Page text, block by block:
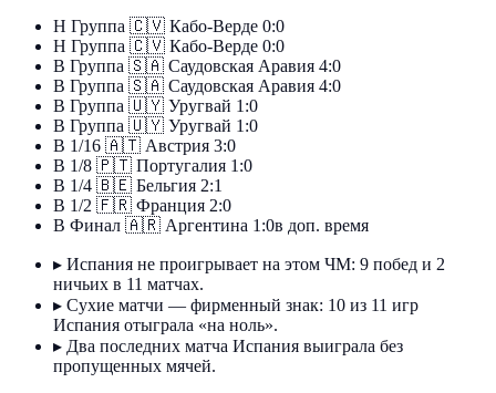
Н Группа 🇨🇻 Кабо-Верде 0:0
Н Группа 🇨🇻 Кабо-Верде 0:0
В Группа 🇸🇦 Саудовская Аравия 4:0
В Группа 🇸🇦 Саудовская Аравия 4:0
В Группа 🇺🇾 Уругвай 1:0
В Группа 🇺🇾 Уругвай 1:0
В 1/16 🇦🇹 Австрия 3:0
В 1/8 🇵🇹 Португалия 1:0
В 1/4 🇧🇪 Бельгия 2:1
В 1/2 🇫🇷 Франция 2:0
В Финал 🇦🇷 Аргентина 1:0в доп. время
▸ Испания не проигрывает на этом ЧМ: 9 побед и 2
ничьих в 11 матчах.
▸ Сухие матчи — фирменный знак: 10 из 11 игр
Испания отыграла «на ноль».
▸ Два последних матча Испания выиграла без
пропущенных мячей.